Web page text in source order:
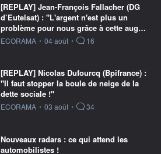
[REPLAY] Jean-François Fallacher (DG
d’Eutelsat) : "L'argent n'est plus un
problème pour nous grâce à cette aug…
information fournie par
ECORAMA • 04 août • 16
[REPLAY] Nicolas Dufourcq (Bpifrance) :
"Il faut stopper la boule de neige de la
dette sociale !"
information fournie par
ECORAMA • 03 août • 34
Nouveaux radars : ce qui attend les
automobilistes !